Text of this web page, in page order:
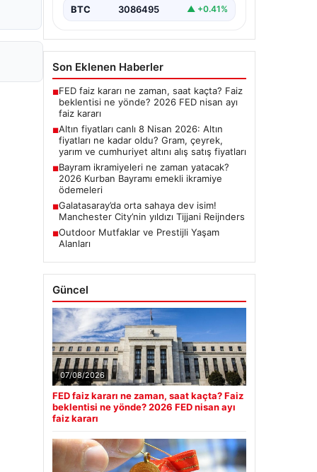
BTC 3086495 ▲ +0.41%
Son Eklenen Haberler
■FED faiz kararı ne zaman, saat kaçta? Faiz
beklentisi ne yönde? 2026 FED nisan ayı
faiz kararı
■Altın fiyatları canlı 8 Nisan 2026: Altın
fiyatları ne kadar oldu? Gram, çeyrek,
yarım ve cumhuriyet altını alış satış fiyatları
■Bayram ikramiyeleri ne zaman yatacak?
2026 Kurban Bayramı emekli ikramiye
ödemeleri
■Galatasaray’da orta sahaya dev isim!
Manchester City’nin yıldızı Tijjani Reijnders
■Outdoor Mutfaklar ve Prestijli Yaşam
Alanları
Güncel
07/08/2026
FED faiz kararı ne zaman, saat kaçta? Faiz
beklentisi ne yönde? 2026 FED nisan ayı
faiz kararı